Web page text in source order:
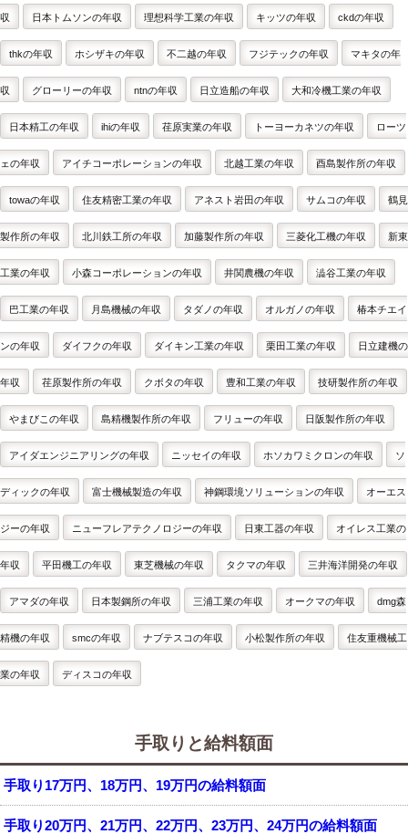
収 日本トムソンの年収 理想科学工業の年収 キッツの年収 ckdの年収
thkの年収 ホシザキの年収 不二越の年収 フジテックの年収 マキタの年
収 グローリーの年収 ntnの年収 日立造船の年収 大和冷機工業の年収
日本精工の年収 ihiの年収 荏原実業の年収 トーヨーカネツの年収 ローツ
ェの年収 アイチコーポレーションの年収 北越工業の年収 酉島製作所の年収
towaの年収 住友精密工業の年収 アネスト岩田の年収 サムコの年収 鶴見
製作所の年収 北川鉄工所の年収 加藤製作所の年収 三菱化工機の年収 新東
工業の年収 小森コーポレーションの年収 井関農機の年収 澁谷工業の年収
巴工業の年収 月島機械の年収 タダノの年収 オルガノの年収 椿本チエイ
ンの年収 ダイフクの年収 ダイキン工業の年収 栗田工業の年収 日立建機の
年収 荏原製作所の年収 クボタの年収 豊和工業の年収 技研製作所の年収
やまびこの年収 島精機製作所の年収 フリューの年収 日阪製作所の年収
アイダエンジニアリングの年収 ニッセイの年収 ホソカワミクロンの年収 ソ
ディックの年収 富士機械製造の年収 神鋼環境ソリューションの年収 オーエス
ジーの年収 ニューフレアテクノロジーの年収 日東工器の年収 オイレス工業の
年収 平田機工の年収 東芝機械の年収 タクマの年収 三井海洋開発の年収
アマダの年収 日本製鋼所の年収 三浦工業の年収 オークマの年収 dmg森
精機の年収 smcの年収 ナブテスコの年収 小松製作所の年収 住友重機械工
業の年収 ディスコの年収
手取りと給料額面
手取り17万円、18万円、19万円の給料額面
手取り20万円、21万円、22万円、23万円、24万円の給料額面